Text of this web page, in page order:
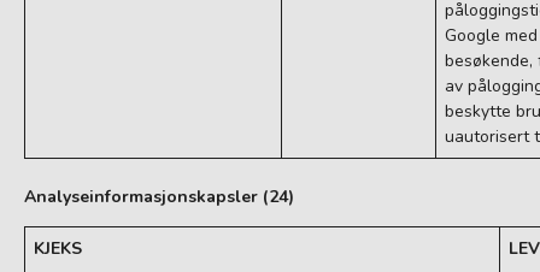
Google
av
beskytte
uautorisert
Analyseinformasjonskapsler (24)
KJEKS